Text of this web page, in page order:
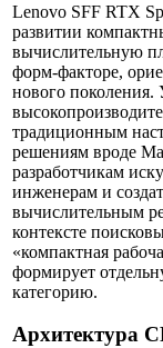
Lenovo SFF RTX
развитии
вычислительную
форм-факторе,
нового поколения.
традиционным
решениям вроде
разработчикам
инженерам и
вычислительным
контексте
«компактная
формирует
категорию.
Архитектура